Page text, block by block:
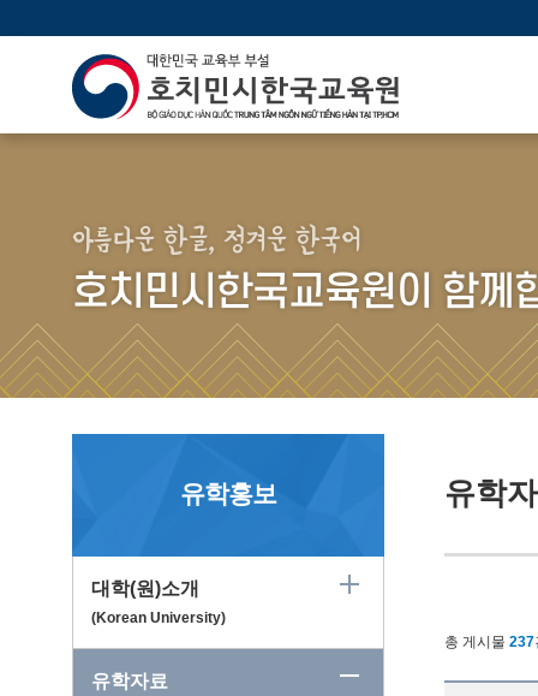
아름다운 한글, 정겨운 한국어
호치민시한국교육원이 함께
유학홍보
대학(원)소개
(Korean University)
유학자료
유학
총 게시물 237